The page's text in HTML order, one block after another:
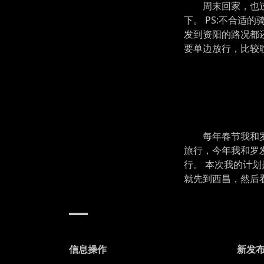
周末回家，也
下。 PS:不合适的
发到资阳的路况都
要单边放行，比较
每年春节我和
旅行，今年我和罗
行。 本次我的计
就先到西昌，然后
信息操作 新发